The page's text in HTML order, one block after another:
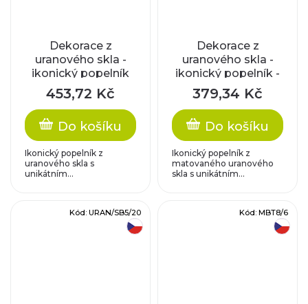
Dekorace z
uranového skla -
ikonický popelník
453,72 Kč
Do košíku
Ikonický popelník z
uranového skla s
unikátním...
Dekorace z
uranového skla -
ikonický popelník -
matované sklo
379,34 Kč
Do košíku
Ikonický popelník z
matovaného uranového
skla s unikátním...
Kód: URAN/SB5/20 Kód: MBT8/6